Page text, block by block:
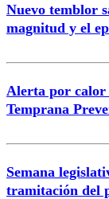
Nuevo temblor
magnitud y el
Alerta por calor
Temprana
Semana
tramitación del